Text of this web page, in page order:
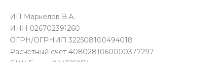
ИП Маркелов В.А.
ИНН 026702391260
ОГРН/ОГРНИП 322508100494018
Расчётный счёт 4080281060000377297